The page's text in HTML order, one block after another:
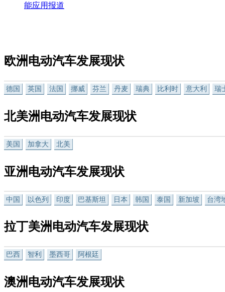
能应用报道
欧洲电动汽车发展现状
德国 英国 法国 挪威 芬兰 丹麦 瑞典 比利时 意大利 瑞
北美洲电动汽车发展现状
美国 加拿大 北美
亚洲电动汽车发展现状
中国 以色列 印度 巴基斯坦 日本 韩国 泰国 新加坡 台湾
拉丁美洲电动汽车发展现状
巴西 智利 墨西哥 阿根廷
澳洲电动汽车发展现状